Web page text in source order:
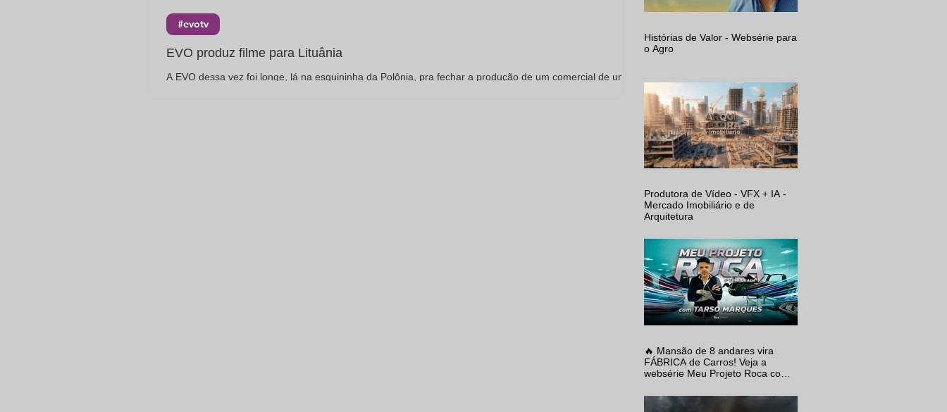
EVO produz filme para Lituânia
A EVO dessa vez foi longe, lá na esquininha da Polônia, pra fechar a produção de um comercial de uma
#evotv
Histórias de Valor - Websérie para
o Agro
Produtora de Vídeo - VFX + IA -
Mercado Imobiliário e de
Arquitetura
🔥 Mansão de 8 andares vira
FÁBRICA de Carros! Veja a
websérie Meu Projeto Roca com
EVO Filmes.